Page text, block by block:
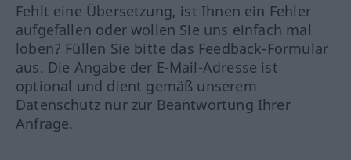
Fehlt eine Übersetzung, ist Ihnen ein Fehler
aufgefallen oder wollen Sie uns einfach mal
loben? Füllen Sie bitte das Feedback-Formular
aus. Die Angabe der E-Mail-Adresse ist
optional und dient gemäß unserem
Datenschutz nur zur Beantwortung Ihrer
Anfrage.